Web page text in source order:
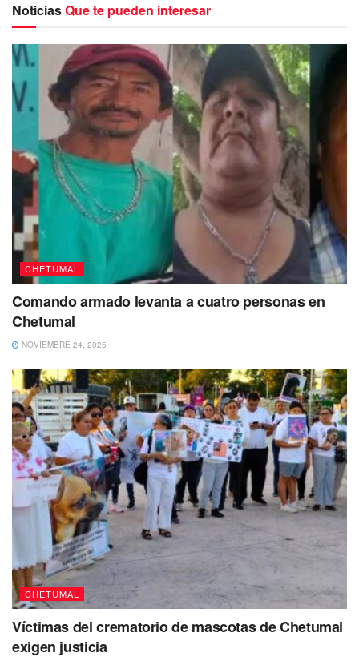
El propietario del lugar identificado como C. H. G. D., de 77
años, trató de sofocar las llamas y se comunicó con las
operadoras de emergencias, pero lamentablemente a la
llegada de los equipos de rescate, el fuego ya había
consumido la estructura de madera.
NoticiasQue te pueden interesar
CHETUMAL
Comando armado levanta a cuatro personas en
Chetumal
NOVIEMBRE 24, 2025
CHETUMAL
Víctimas del crematorio de mascotas de Chetumal
exigen justicia